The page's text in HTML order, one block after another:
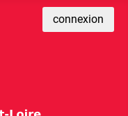
connexion